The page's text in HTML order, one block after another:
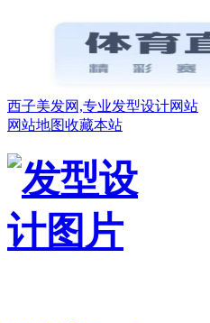
西子美发网,专业发型设计网站
网站地图收藏本站